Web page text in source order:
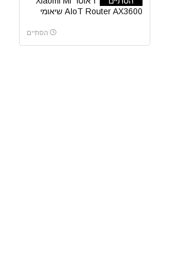
AIoT Router AX3600 שיאומי
הסתיים